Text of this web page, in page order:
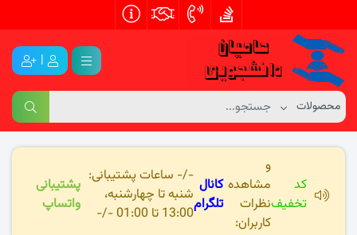
|
کد
تخفیف
و
مشاهده
نظرات
کاربران:
کانال
تلگرام
-/- ساعات پشتیبانی:
شنبه تا چهارشنبه،
13:00 تا 01:00 -/-
پشتیبانی
واتساپ